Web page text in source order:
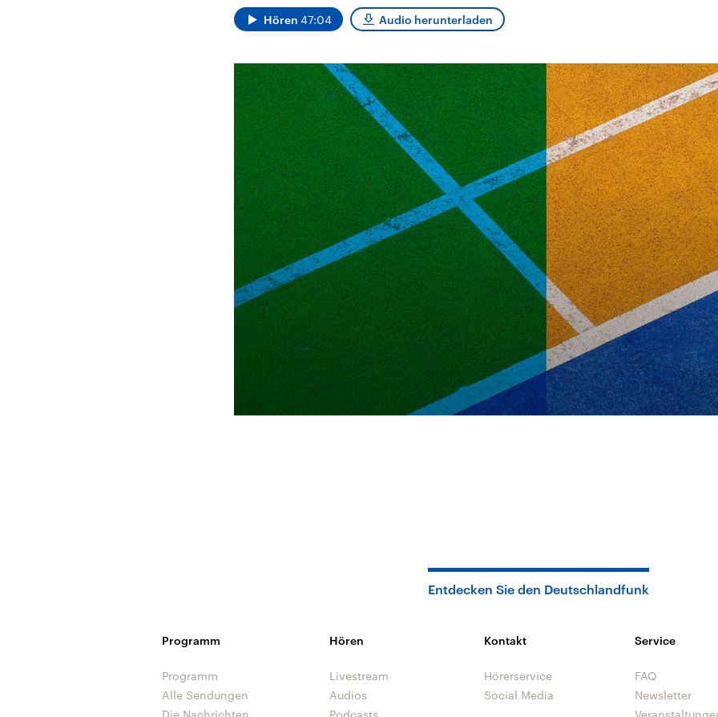
Sachsen-Anhalt wählt
am 6. September 2026
Bundesland von einer
Koalition aus CDU, SPD
und FDP regiert.-
Umfragen, Prognosen,
Wahlprogramme,
aktuelle Berichte und
Hintergründe zu den
Parteien und Kandidaten
der anstehenden Wahl.
Hintergründe
Wirtschaftlich und
den mächtigsten
Ländern der Erde, mit
großem Einfluss auf das
aktuelle Weltgeschehen.
Der Überfall der
palästinensischen
auf Israel hat in der
Region wieder die
Gewalt entfacht. Israel
möchte die Hamas
zerstören. Diese wird wie
die Hisbollah im Libanon
vom Iran unterstützt.
von einem
Religionsführer
regierter Staat im
Osten. Eine
zu Israel und zu
ist fest in der
Staatsideologie
verankert.
Hören 47:04 Audio herunterladen
Entdecken Sie den Deutschlandfunk
Programm
Programm
Alle Sendungen
Die Nachrichten
Hören
Livestream
Audios
Podcasts
Kontakt
Hörerservice
Social Media
Service
FAQ
Newsletter